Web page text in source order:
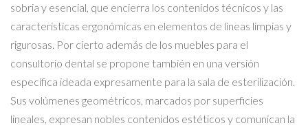
sobria y esencial, que encierra los contenidos técnicos y las
características ergonómicas en elementos de líneas limpias y
rigurosas. Por cierto además de los muebles para el
consultorio dental se propone también en una versión
específica ideada expresamente para la sala de esterilización.
Sus volúmenes geométricos, marcados por superficies
lineales, expresan nobles contenidos estéticos y comunican la